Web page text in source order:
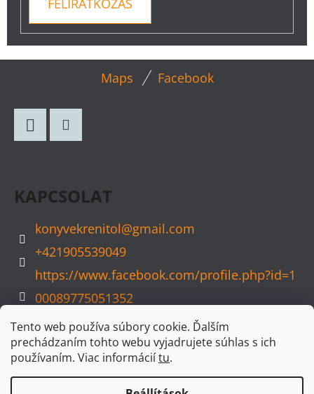
Tento web používa súbory cookie. Ďalším
prechádzaním tohto webu vyjadrujete súhlas s ich
používaním. Viac informáciítu.
FELIRATKOZÁS
Maps Facebook
KAPCSOLAT
konyvekrenitol@gmail.com
+421905539049
https://www.facebook.com/profile.php?id=1
00089775051352
konyvvarazs